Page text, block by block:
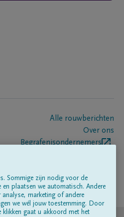
Alle rouwberichten
Over ons
Begrafenisondernemers
Sommige zijn nodig voor de
en plaatsen we automatisch. Andere
marketing of andere
we wél jouw toestemming. Door
klikken gaat u akkoord met het